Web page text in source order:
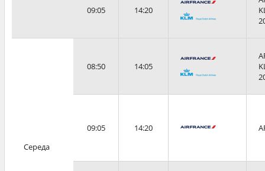
09:05 14:20
Середа
08:50 14:05
09:05 14:20